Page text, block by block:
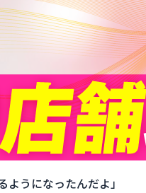
ようになったんだよ」